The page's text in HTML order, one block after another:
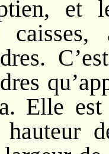
et
Elle
hauteur